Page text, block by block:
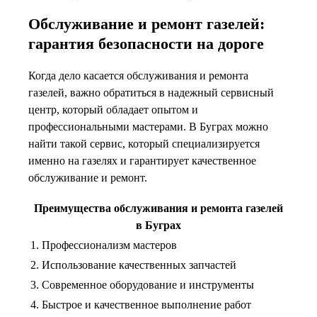
Обслуживание и ремонт газелей:
гарантия безопасности на дороге
Когда дело касается обслуживания и ремонта
газелей, важно обратиться в надежный сервисный
центр, который обладает опытом и
профессиональными мастерами. В Буграх можно
найти такой сервис, который специализируется
именно на газелях и гарантирует качественное
обслуживание и ремонт.
Преимущества обслуживания и ремонта газелей
в Буграх
1. Профессионализм мастеров
2. Использование качественных запчастей
3. Современное оборудование и инструменты
4. Быстрое и качественное выполнение работ